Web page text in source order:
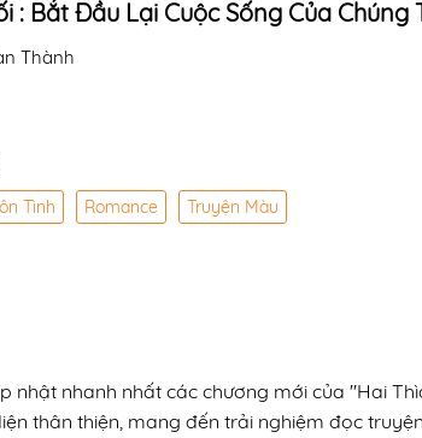
: Bắt Đầu Lại Cuộc Sống Của Chúng
Thành
Tình Romance Truyện Màu
nhanh nhất các chương mới của "Hai
thân thiện, mang đến trải nghiệm đọc